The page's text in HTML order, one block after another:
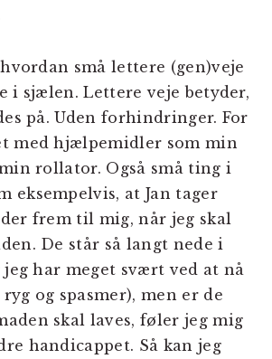
små lettere (gen)veje
i sjælen. Lettere veje betyder,
på. Uden forhindringer. For
med hjælpemidler som min
rollator. Også små ting i
eksempelvis, at Jan tager
frem til mig, når jeg skal
De står så langt nede i
jeg har meget svært ved at nå
og spasmer), men er de
skal laves, føler jeg mig
handicappet. Så kan jeg